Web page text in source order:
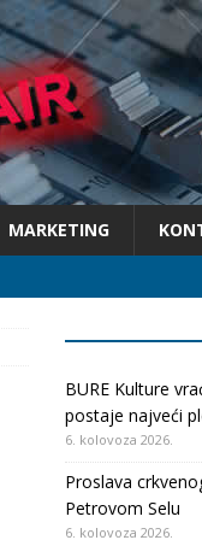
MARKETING
BURE Kulture
postaje najveći
6. kolovoza 2026.
Proslava
Petrovom Selu
6. kolovoza 2026.